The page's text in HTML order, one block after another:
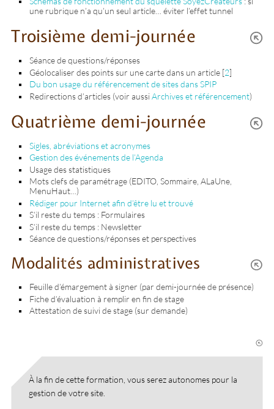
une rubrique n’a qu’un seul article… éviter l’effet tunnel
Troisième demi-journée
Séance de questions/réponses
Géolocaliser des points sur une carte dans un article [2]
Du bon usage du référencement de sites dans SPIP
Redirections d’articles (voir aussiArchives et référencement)
Quatrième demi-journée
Sigles, abréviations et acronymes
Gestion des événements de l’Agenda
Usage des statistiques
Mots clefs de paramétrage (EDITO, Sommaire, ALaUne,
MenuHaut…)
Rédiger pour Internet afin d’être lu et trouvé
S’il reste du temps : Formulaires
S’il reste du temps : Newsletter
Séance de questions/réponses et perspectives
Modalités administratives
Feuille d’émargement à signer (par demi-journée de présence)
Fiche d’évaluation à remplir en fin de stage
Attestation de suivi de stage (sur demande)
À la fin de cette formation, vous serez autonomes pour la
gestion de votre site.